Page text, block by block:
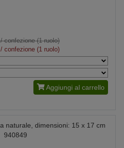
confezione (1 ruolo)
/ confezione (1 ruolo)
Aggiungi al carrello
naturale, dimensioni: 15 x 17 cm
940849